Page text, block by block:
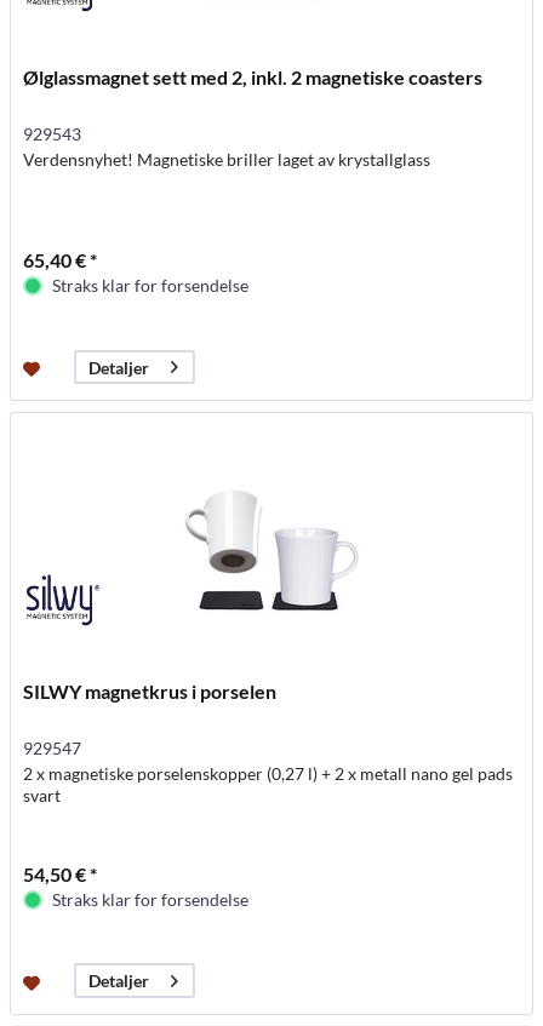
Ølglassmagnet sett med 2, inkl. 2 magnetiske coasters
929543
Verdensnyhet! Magnetiske briller laget av krystallglass
65,40 € *
Straks klar for forsendelse
Detaljer
SILWY magnetkrus i porselen
929547
2 x magnetiske porselenskopper (0,27 l) + 2 x metall nano gel pads
svart
54,50 € *
Straks klar for forsendelse
Detaljer